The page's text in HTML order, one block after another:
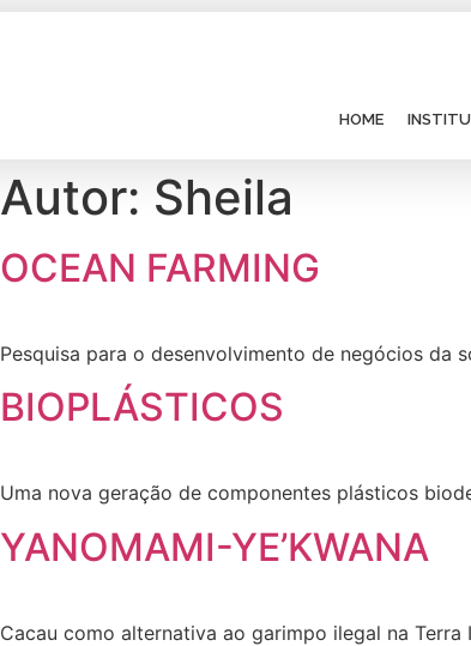
HOME
Autor: Sheila
OCEAN FARMING
Pesquisa para o desenvolvimento de negócios da
BIOPLÁSTICOS
Uma nova geração de componentes plásticos
YANOMAMI-YE’KWANA
Cacau como alternativa ao garimpo ilegal na Terra